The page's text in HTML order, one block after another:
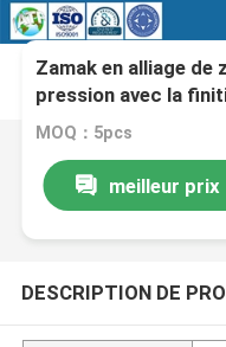
Zamak en alliage de
pression avec la
Chrome que
MOQ：5pcs
meilleur prix
DESCRIPTION DE